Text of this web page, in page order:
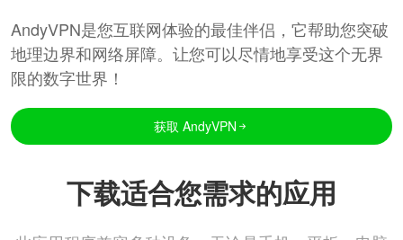
AndyVPN是您互联网体验的最佳伴侣，它帮助您突破
地理边界和网络屏障。让您可以尽情地享受这个无界
限的数字世界！
获取 AndyVPN
下载适合您需求的应用